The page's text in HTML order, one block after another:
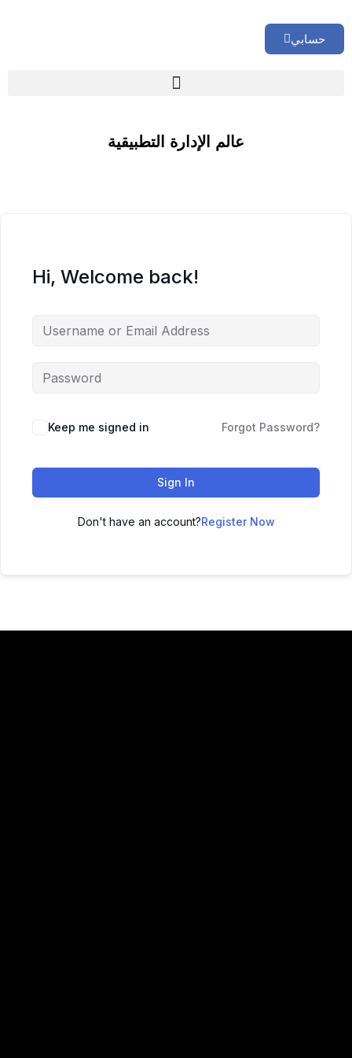
حسابي
عالم الإدارة التطبيقية
Hi, Welcome back!
Keep me signed in Forgot Password?
Sign In
Don't have an account?Register Now